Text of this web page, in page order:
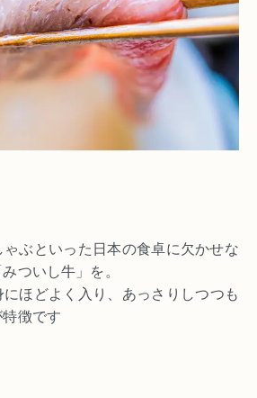
ぶといった日本の食卓に欠かせな
ついし牛」を。
ほどよく入り、あっさりしつつも
徴です